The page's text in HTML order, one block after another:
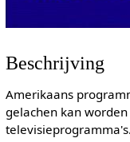
Beschrijving
Amerikaans
gelachen kan worden